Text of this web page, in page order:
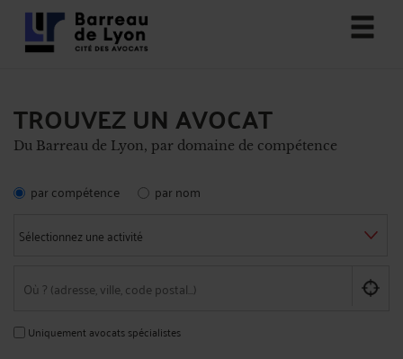
TROUVEZ UN AVOCAT
Du Barreau de Lyon, par domaine de compétence
par compétence par nom
Uniquement avocats spécialistes